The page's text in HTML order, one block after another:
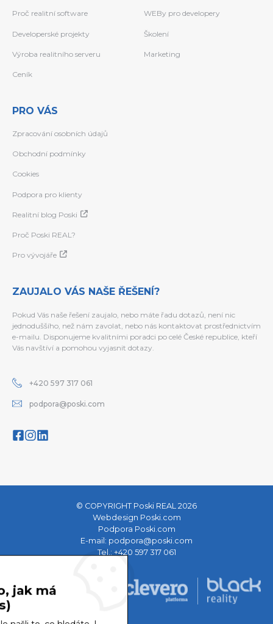
Proč realitní software WEBy pro developery
Developerské projekty Školení
Výroba realitního serveru Marketing
Ceník
ZAUJALO VÁS NAŠE ŘEŠENÍ?
Pokud Vás naše řešení zaujalo, nebo máte řadu dotazů, není nic
jednoduššího, než nám zavolat, nebo nás kontaktovat prostřednictvím
e-mailu. Disponujeme kvalitními poradci po celé České republice, kteří
Vás navštíví a pomohou vyjasnit dotazy.
+420 597 317 061
podpora@poski.com
PRO VÁS
Zpracování osobních údajů
Obchodní podmínky
Cookies
Podpora pro klienty
Realitní blog Poski
Proč Poski REAL?
Pro vývojáře
© COPYRIGHT Poski REAL 2026
Webdesign Poski.com
Podpora Poski.com
E-mail: podpora@poski.com
Tel.: +420 597 317 061
jak má